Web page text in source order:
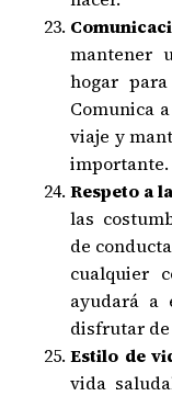
mantener
hogar
Comunica
viaje y
importante.
Respeto a
las
de
cualquier
ayudará a
disfrutar
Estilo de
vida